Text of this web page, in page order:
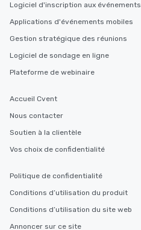
Logiciel d'inscription aux événements
Applications d'événements mobiles
Gestion stratégique des réunions
Logiciel de sondage en ligne
Plateforme de webinaire
Accueil Cvent
Nous contacter
Soutien à la clientèle
Vos choix de confidentialité
Politique de confidentialité
Conditions d’utilisation du produit
Conditions d’utilisation du site web
Annoncer sur ce site